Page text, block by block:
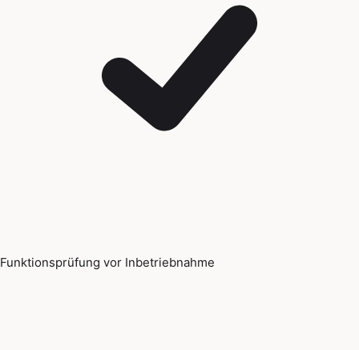
Funktionsprüfung vor Inbetriebnahme